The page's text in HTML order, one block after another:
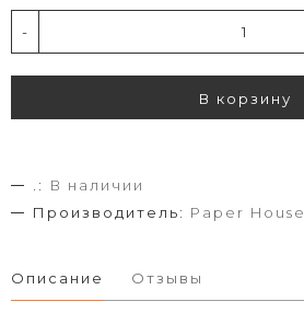
-
В корзину
.:
В наличии
Производитель: Paper House
Описание Отзывы